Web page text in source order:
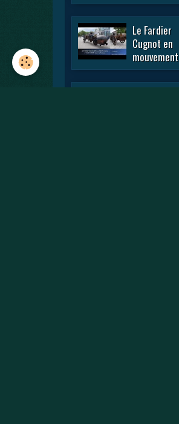
Le Fardier
Cugnot en
mouvement